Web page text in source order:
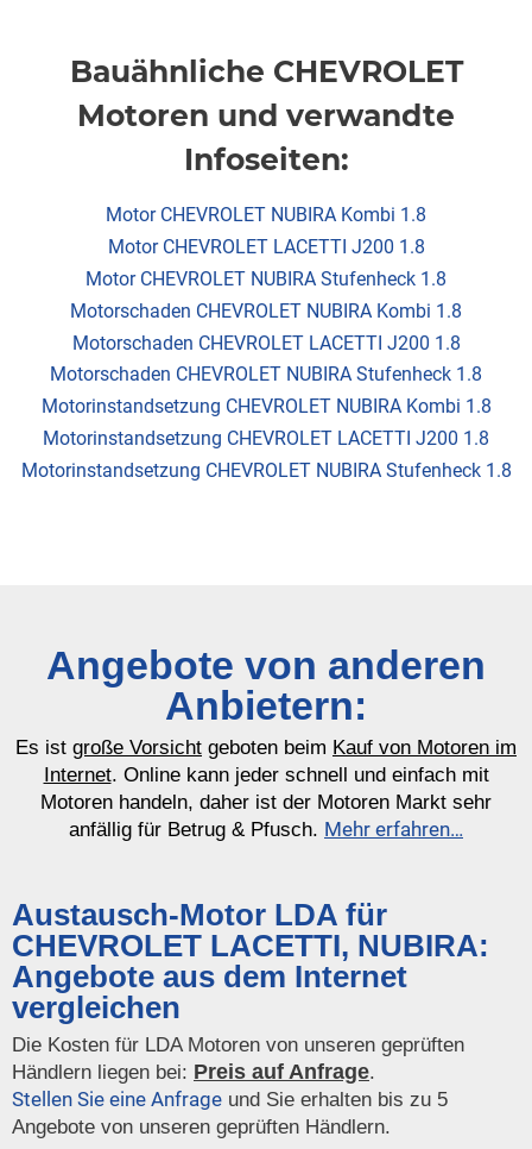
Bauähnliche CHEVROLET
Motoren und verwandte
Infoseiten:
Motor CHEVROLET NUBIRA Kombi 1.8
Motor CHEVROLET LACETTI J200 1.8
Motor CHEVROLET NUBIRA Stufenheck 1.8
Motorschaden CHEVROLET NUBIRA Kombi 1.8
Motorschaden CHEVROLET LACETTI J200 1.8
Motorschaden CHEVROLET NUBIRA Stufenheck 1.8
Motorinstandsetzung CHEVROLET NUBIRA Kombi 1.8
Motorinstandsetzung CHEVROLET LACETTI J200 1.8
Motorinstandsetzung CHEVROLET NUBIRA Stufenheck 1.8
Angebote von anderen
Anbietern:
Es ist große Vorsicht geboten beim Kauf von Motoren im
Internet. Online kann jeder schnell und einfach mit
Motoren handeln, daher ist der Motoren Markt sehr
anfällig für Betrug & Pfusch. Mehr erfahren…
Austausch-Motor LDA für
CHEVROLET LACETTI, NUBIRA:
Angebote aus dem Internet
vergleichen
Die Kosten für LDA Motoren von unseren geprüften
Händlern liegen bei: Preis auf Anfrage.
Stellen Sie eine Anfrage und Sie erhalten bis zu 5
Angebote von unseren geprüften Händlern.